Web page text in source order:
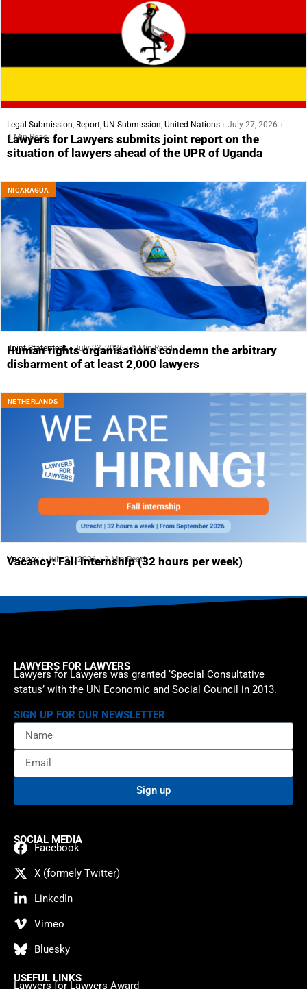
Legal Submission, Report, UN Submission, United Nations
July 27, 2026
4 Min Read
Lawyers for Lawyers submits joint report on the
situation of lawyers ahead of the UPR of Uganda
NICARAGUA
Joint Statement July 23, 2026 5 Min Read
Human rights organisations condemn the arbitrary
disbarment of at least 2,000 lawyers
NETHERLANDS
Vacancy July 23, 2026 3 Min Read
Vacancy: Fall internship (32 hours per week)
LAWYERS FOR LAWYERS
Lawyers for Lawyers was granted ‘Special Consultative
status’ with the UN Economic and Social Council in 2013.
SIGN UP FOR OUR NEWSLETTER
Sign up
SOCIAL MEDIA
Facebook
X (formely Twitter)
LinkedIn
Vimeo
Bluesky
USEFUL LINKS
Lawyers for Lawyers Award